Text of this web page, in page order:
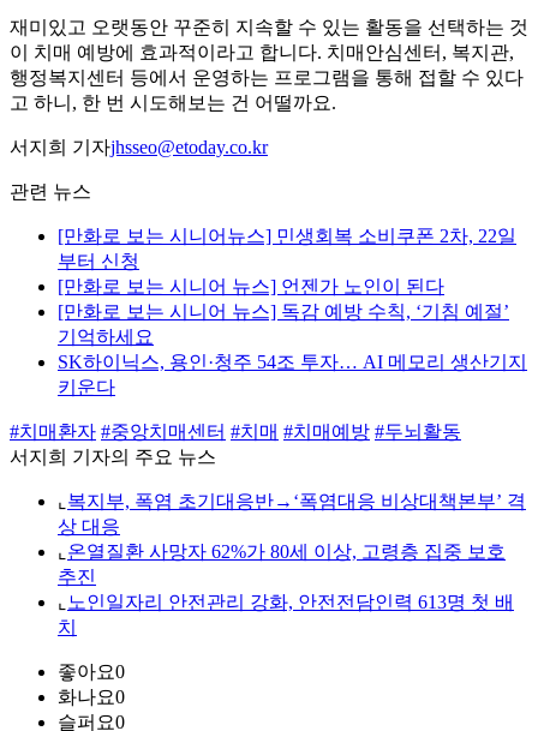
재미있고 오랫동안 꾸준히 지속할 수 있는 활동을 선택하는 것
이 치매 예방에 효과적이라고 합니다. 치매안심센터, 복지관,
행정복지센터 등에서 운영하는 프로그램을 통해 접할 수 있다
고 하니, 한 번 시도해보는 건 어떨까요.
서지희 기자jhsseo@etoday.co.kr
관련 뉴스
[만화로 보는 시니어뉴스] 민생회복 소비쿠폰 2차, 22일
부터 신청
[만화로 보는 시니어 뉴스] 언젠가 노인이 된다
[만화로 보는 시니어 뉴스] 독감 예방 수칙, ‘기침 예절’
기억하세요
SK하이닉스, 용인·청주 54조 투자… AI 메모리 생산기지
키운다
#치매환자 #중앙치매센터 #치매 #치매예방 #두뇌활동
서지희 기자의 주요 뉴스
⌞ 복지부, 폭염 초기대응반→‘폭염대응 비상대책본부’ 격
상 대응
⌞ 온열질환 사망자 62%가 80세 이상, 고령층 집중 보호
추진
⌞ 노인일자리 안전관리 강화, 안전전담인력 613명 첫 배
치
좋아요0
화나요0
슬퍼요0